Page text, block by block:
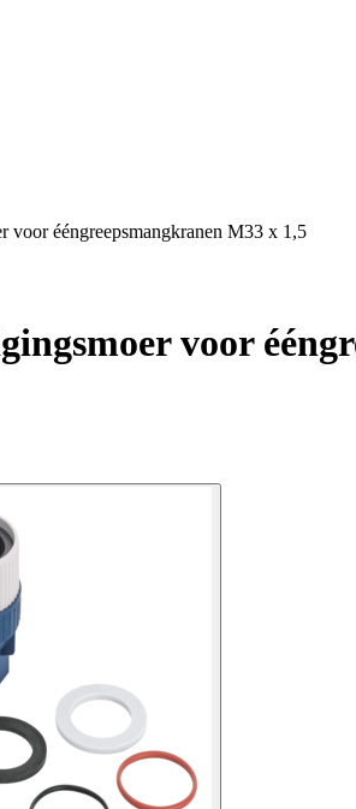
voor ééngreepsmangkranen M33 x 1,5
voor